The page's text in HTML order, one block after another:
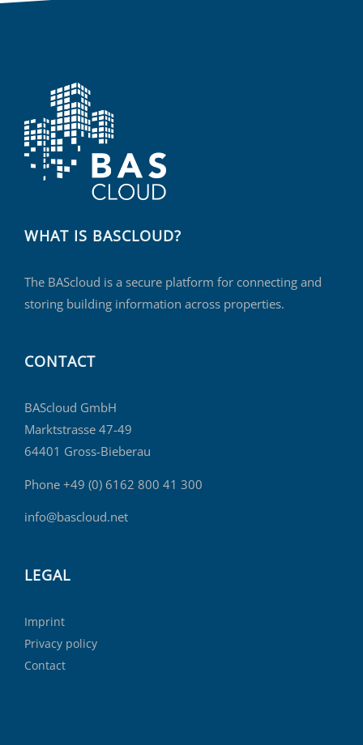
WHAT IS BASCLOUD?
The BAScloud is a secure platform for connecting and
storing building information across properties.
CONTACT
BAScloud GmbH
Marktstrasse 47-49
64401 Gross-Bieberau
Phone +49 (0) 6162 800 41 300
info@bascloud.net
LEGAL
Imprint
Privacy policy
Contact